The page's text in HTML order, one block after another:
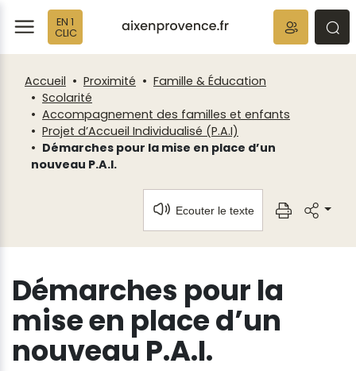
EN 1
CLIC
Accueil Proximité
Famille & Éducation
Scolarité
Accompagnement des familles et enfants
Projet d’Accueil Individualisé (P.A.I)
Démarches pour la mise en place d’un
nouveau P.A.I.
Ecouter le texte
Démarches pour la
mise en place d’un
nouveau P.A.I.
Fenêtre
de
chat
Panneau de gestion des cookies